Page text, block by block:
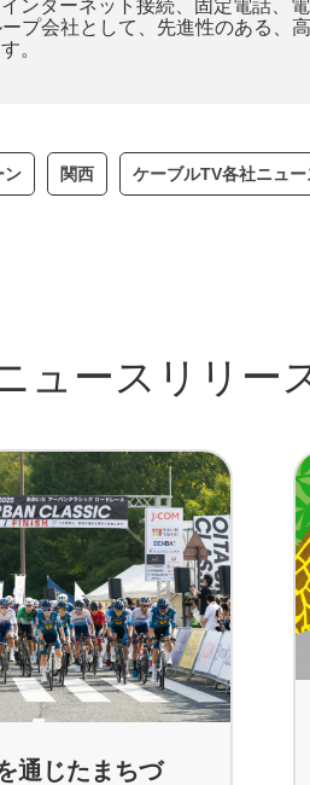
ンターネット接続、固定電話、
ープ会社として、先進性のある
。
ン 関西 ケーブルTV各社ニュ
ュースリリー
通じたまちづ